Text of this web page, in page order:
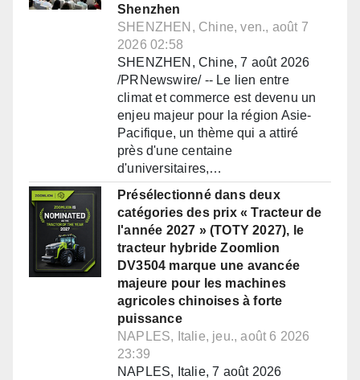
Shenzhen
SHENZHEN, Chine, ven., août 7
2026 02:58
SHENZHEN, Chine, 7 août 2026
/PRNewswire/ -- Le lien entre
climat et commerce est devenu un
enjeu majeur pour la région Asie-
Pacifique, un thème qui a attiré
près d'une centaine
d'universitaires,…
Présélectionné dans deux
catégories des prix « Tracteur de
l'année 2027 » (TOTY 2027), le
tracteur hybride Zoomlion
DV3504 marque une avancée
majeure pour les machines
agricoles chinoises à forte
puissance
NAPLES, Italie, jeu., août 6 2026
23:39
NAPLES, Italie, 7 août 2026